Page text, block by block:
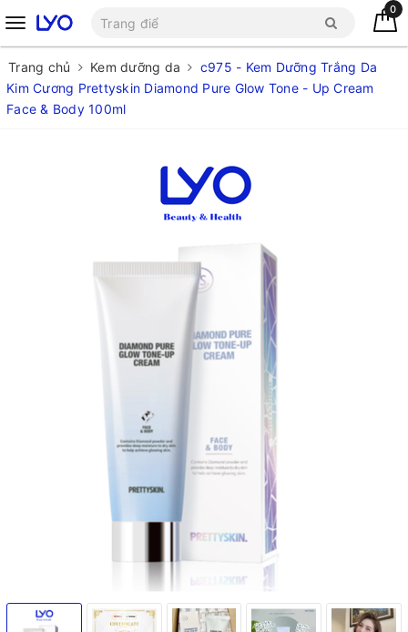
0
Trang chủ Kem dưỡng da
c975 - Kem Dưỡng Trắng Da
Kim Cương Prettyskin Diamond Pure Glow Tone - Up Cream
Face & Body 100ml